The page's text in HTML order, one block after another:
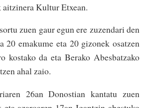
aitzinera Kultur Etxean.
zuen gaur egun ere zuzendari den
20 emakume eta 20 gizonek osatzen
kostako da eta Berako Abesbatzako
ahal zaio.
26an Donostian kantatu zuen